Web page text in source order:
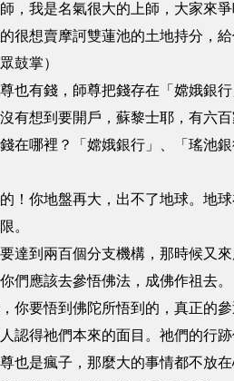
，我是名氣很大的上師，大家來
想賣摩訶雙蓮池的土地持分，
鼓掌）
也有錢，師尊把錢存在「嫦娥銀
有想到要開戶，蘇黎士耶，有六
在哪裡？「嫦娥銀行」、「瑤池
！你地盤再大，出不了地球。地
。
到兩百個分支機構，那時候又來
們應該去參悟佛法，成佛作祖去。
你要悟到佛陀所悟到的，真正的
認得祂們本來的面目。祂們的行
是瘋子，那麼大的事情都不放在